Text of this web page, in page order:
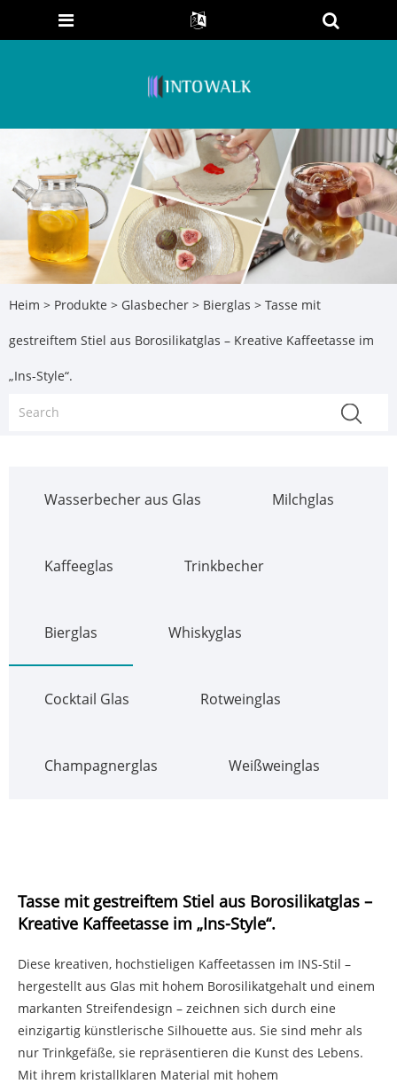
Heim > Produkte > Glasbecher > Bierglas > Tasse mit
gestreiftem Stiel aus Borosilikatglas – Kreative Kaffeetasse im
„Ins-Style“.
Wasserbecher aus Glas Milchglas
Kaffeeglas Trinkbecher
Bierglas Whiskyglas
Cocktail Glas Rotweinglas
Champagnerglas Weißweinglas
Tasse mit gestreiftem Stiel aus Borosilikatglas –
Kreative Kaffeetasse im „Ins-Style“.
Diese kreativen, hochstieligen Kaffeetassen im INS-Stil –
hergestellt aus Glas mit hohem Borosilikatgehalt und einem
markanten Streifendesign – zeichnen sich durch eine
einzigartig künstlerische Silhouette aus. Sie sind mehr als
nur Trinkgefäße, sie repräsentieren die Kunst des Lebens.
Mit ihrem kristallklaren Material mit hohem